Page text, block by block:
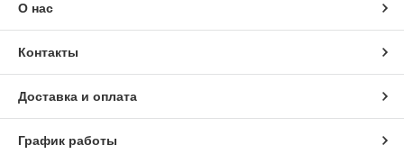
О нас
Контакты
Доставка и оплата
График работы